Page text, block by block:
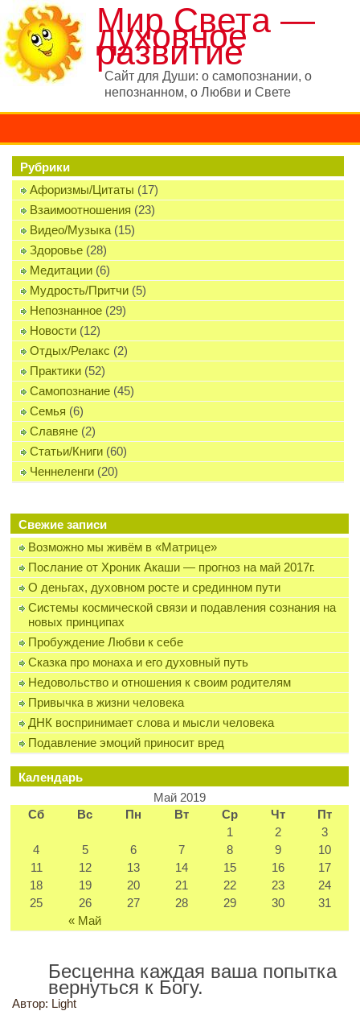
Мир Света —
духовное
развитие
Сайт для Души: о самопознании, о
непознанном, о Любви и Свете
Рубрики
Афоризмы/Цитаты (17)
Взаимоотношения (23)
Видео/Музыка (15)
Здоровье (28)
Медитации (6)
Мудрость/Притчи (5)
Непознанное (29)
Новости (12)
Отдых/Релакс (2)
Практики (52)
Самопознание (45)
Семья (6)
Славяне (2)
Статьи/Книги (60)
Ченнеленги (20)
Свежие записи
Возможно мы живём в «Матрице»
Послание от Хроник Акаши — прогноз на май 2017г.
О деньгах, духовном росте и срединном пути
Системы космической связи и подавления сознания на
новых принципах
Пробуждение Любви к себе
Сказка про монаха и его духовный путь
Недовольство и отношения к своим родителям
Привычка в жизни человека
ДНК воспринимает слова и мысли человека
Подавление эмоций приносит вред
Календарь
Май 2019
Сб
Вс Пн Вт Ср Чт Пт
« Май
1 2
3
4
5 6 7 8 9
10
11
12 13 14 15 16
17
18
19 20 21 22 23
24
25
26 27 28 29 30 31
Бесценна каждая ваша попытка
вернуться к Богу.
Автор: Light